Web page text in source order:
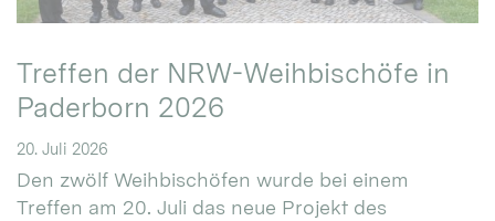
Treffen der NRW-Weihbischöfe in
Paderborn 2026
20. Juli 2026
Den zwölf Weihbischöfen wurde bei einem
Treffen am 20. Juli das neue Projekt des